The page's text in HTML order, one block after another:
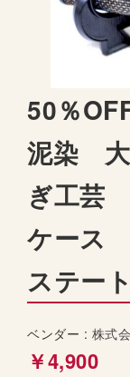
50％
泥染
ぎ工芸
ケース
ステー
ベンダー : 株式
￥4,900
m
a
g
e
g
l
e
r
S
k
p
o
h
b
e
i
n